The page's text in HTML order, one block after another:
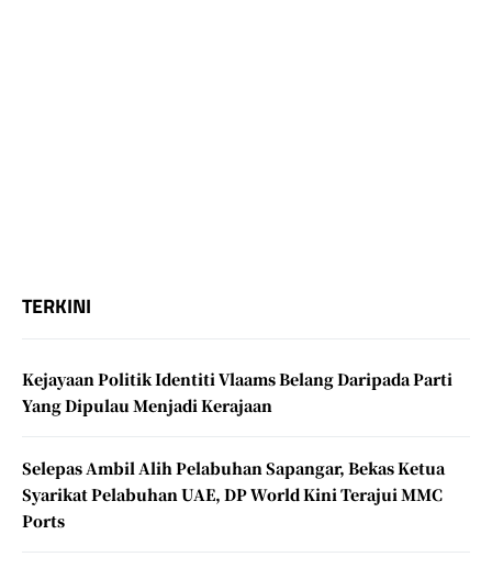
TERKINI
Kejayaan Politik Identiti Vlaams Belang Daripada Parti
Yang Dipulau Menjadi Kerajaan
Selepas Ambil Alih Pelabuhan Sapangar, Bekas Ketua
Syarikat Pelabuhan UAE, DP World Kini Terajui MMC
Ports